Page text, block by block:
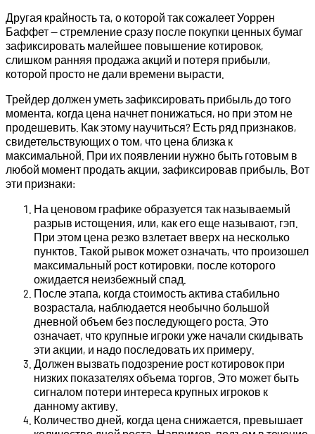
Другая крайность та, о которой так сожалеет Уоррен
Баффет — стремление сразу после покупки ценных бумаг
зафиксировать малейшее повышение котировок,
слишком ранняя продажа акций и потеря прибыли,
которой просто не дали времени вырасти.
Трейдер должен уметь зафиксировать прибыль до того
момента, когда цена начнет понижаться, но при этом не
продешевить. Как этому научиться? Есть ряд признаков,
свидетельствующих о том, что цена близка к
максимальной. При их появлении нужно быть готовым в
любой момент продать акции, зафиксировав прибыль. Вот
эти признаки:
На ценовом графике образуется так называемый
разрыв истощения, или, как его еще называют, гэп.
При этом цена резко взлетает вверх на несколько
пунктов. Такой рывок может означать, что произошел
максимальный рост котировки, после которого
ожидается неизбежный спад.
После этапа, когда стоимость актива стабильно
возрастала, наблюдается необычно большой
дневной объем без последующего роста. Это
означает, что крупные игроки уже начали скидывать
эти акции, и надо последовать их примеру.
Должен вызвать подозрение рост котировок при
низких показателях объема торгов. Это может быть
сигналом потери интереса крупных игроков к
данному активу.
Количество дней, когда цена снижается, превышает